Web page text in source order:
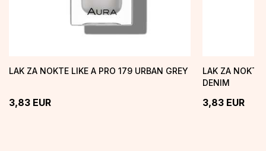
LAK ZA NOKTE LIKE A PRO 179 URBAN GREY
3,83 EUR
LAK ZA NOKTE
DENIM
3,83 EUR